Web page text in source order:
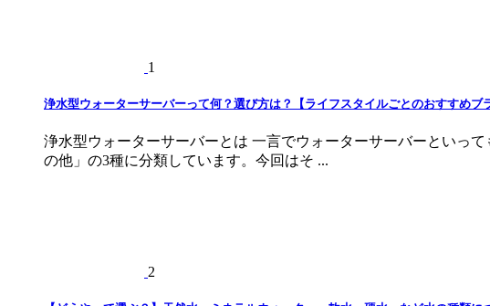
1
浄水型ウォーターサーバーって何？選び方は？【ライフスタイルごとのおすすめブ
浄水型ウォーターサーバーとは 一言でウォーターサーバーといっ
の他」の3種に分類しています。今回はそ ...
2